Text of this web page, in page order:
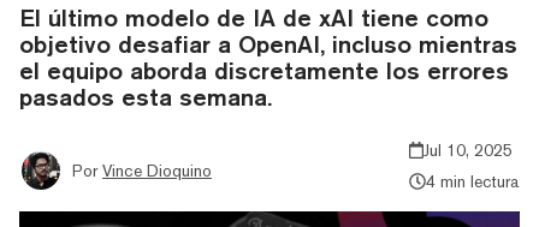
El último modelo de IA de xAI tiene como
objetivo desafiar a OpenAI, incluso mientras
el equipo aborda discretamente los errores
pasados esta semana.
Por Vince Dioquino
Jul 10, 2025
4 min lectura